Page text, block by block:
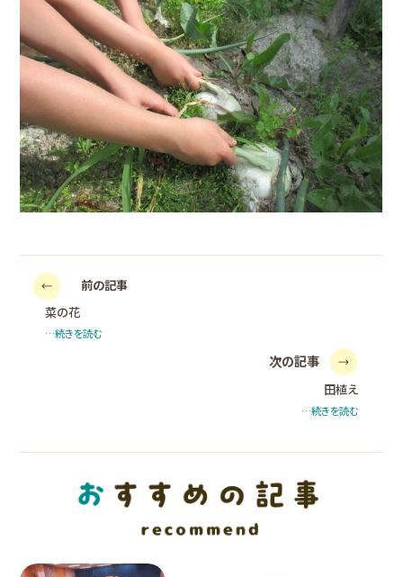
前の記事
菜の花
…続きを読む
次の記事
田植え
…続きを読む